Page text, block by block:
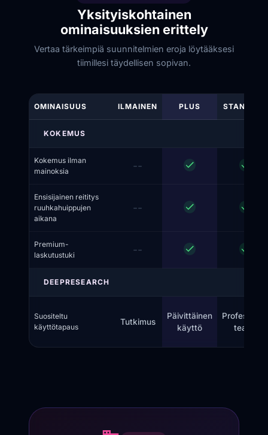
Yksityiskohtainen
ominaisuuksien erittely
Vertaa tärkeimpiä suunnitelmien eroja löytääksesi
tiimillesi täydellisen sopivan.
OMINAISUUS ILMAINEN PLUS STANDARD
KOKEMUS
Kokemus ilman
mainoksia
--
Ensisijainen reititys
ruuhkahuippujen
aikana
--
Premium-
laskutustuki
--
DEEPRESEARCH
Suositeltu
käyttötapaus
Tutkimus
Päivittäinen
käyttö
teams